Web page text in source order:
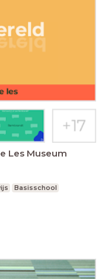
Les Museum
Basisschool